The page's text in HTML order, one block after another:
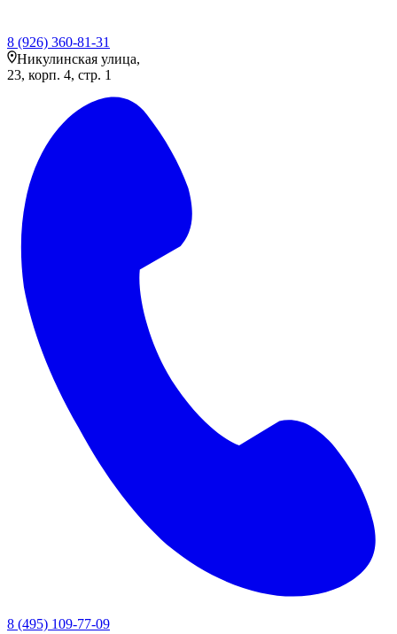
8 (926) 360-81-31
Никулинская улица,
23, корп. 4, стр. 1
8 (495) 109-77-09